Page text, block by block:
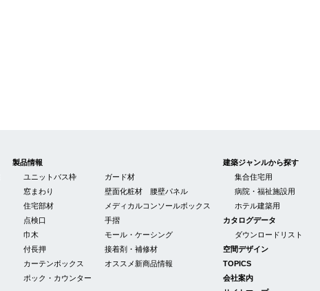
製品情報
ユニットバス枠
窓まわり
住宅部材
点検口
巾木
付長押
カーテンボックス
ポック・カウンター
ガード材
壁面化粧材 腰壁パネル
メディカルコンソールボックス
手摺
モール・ケーシング
接着剤・補修材
オススメ新商品情報
建築ジャンルから探す
集合住宅用
病院・福祉施設用
ホテル建築用
カタログデータ
ダウンロードリスト
空間デザイン
TOPICS
会社案内